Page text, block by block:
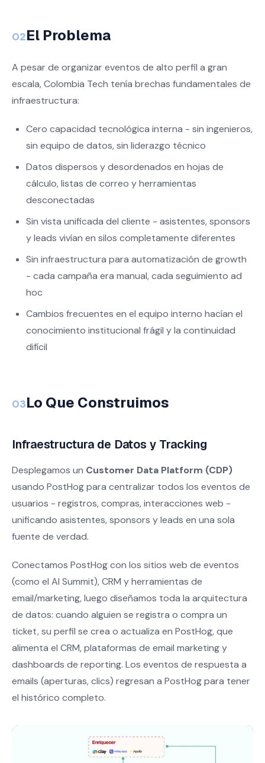
02El Problema
A pesar de organizar eventos de alto perfil a gran
escala, Colombia Tech tenía brechas fundamentales de
infraestructura:
Cero capacidad tecnológica interna - sin ingenieros,
sin equipo de datos, sin liderazgo técnico
Datos dispersos y desordenados en hojas de
cálculo, listas de correo y herramientas
desconectadas
Sin vista unificada del cliente - asistentes, sponsors
y leads vivían en silos completamente diferentes
Sin infraestructura para automatización de growth
- cada campaña era manual, cada seguimiento ad
hoc
Cambios frecuentes en el equipo interno hacían el
conocimiento institucional frágil y la continuidad
difícil
03Lo Que Construimos
Infraestructura de Datos y Tracking
Desplegamos un Customer Data Platform (CDP)
usando PostHog para centralizar todos los eventos de
usuarios - registros, compras, interacciones web -
unificando asistentes, sponsors y leads en una sola
fuente de verdad.
Conectamos PostHog con los sitios web de eventos
(como el AI Summit), CRM y herramientas de
email/marketing, luego diseñamos toda la arquitectura
de datos: cuando alguien se registra o compra un
ticket, su perfil se crea o actualiza en PostHog, que
alimenta el CRM, plataformas de email marketing y
dashboards de reporting. Los eventos de respuesta a
emails (aperturas, clics) regresan a PostHog para tener
el histórico completo.